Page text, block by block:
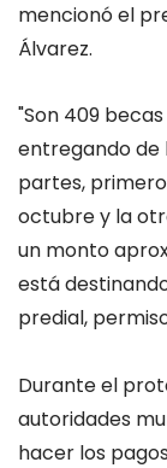
mencionó el
Álvarez.
"Son 409
entregando de
partes,
octubre y la
un monto
está
predial,
Durante el
autoridades
hacer los